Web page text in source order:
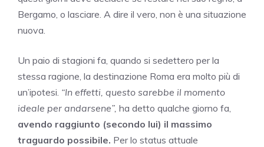
Bergamo, o lasciare. A dire il vero, non è una situazione
nuova.
Un paio di stagioni fa, quando si sedettero per la
stessa ragione, la destinazione Roma era molto più di
un’ipotesi. “In effetti, questo sarebbe il momento
ideale per andarsene”, ha detto qualche giorno fa,
avendo raggiunto (secondo lui) il massimo
traguardo possibile. Per lo status attuale